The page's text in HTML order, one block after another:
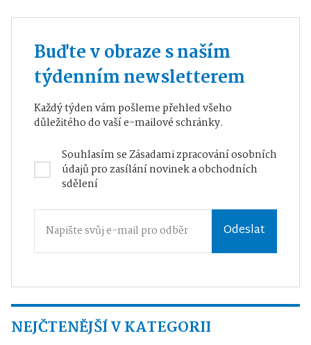
Buďte v obraze s naším
týdenním newsletterem
Každý týden vám pošleme přehled všeho
důležitého do vaší e-mailové schránky.
Souhlasím seZásadami zpracování osobních
údajůpro zasílání novinek a obchodních
sdělení
Odeslat
NEJČTENĚJŠÍ V KATEGORII